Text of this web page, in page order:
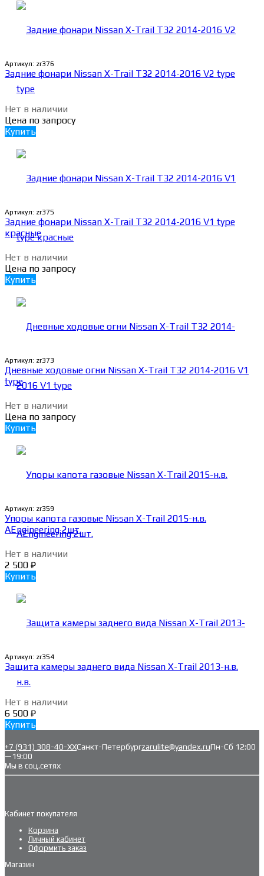
Артикул: zr376
Задние фонари Nissan X-Trail Т32 2014-2016 V2 type
Нет в наличии
Цена по запросу
Купить
Артикул: zr375
Задние фонари Nissan X-Trail Т32 2014-2016 V1 type
красные
Нет в наличии
Цена по запросу
Купить
Артикул: zr373
Дневные ходовые огни Nissan X-Trail T32 2014-2016 V1
type
Нет в наличии
Цена по запросу
Купить
Артикул: zr359
Упоры капота газовые Nissan X-Trail 2015-н.в.
AEngineering 2шт.
Нет в наличии
2 500 ₽
Купить
Артикул: zr354
Защита камеры заднего вида Nissan X-Trail 2013-н.в.
Нет в наличии
6 500 ₽
Купить
+7 (931) 308-40-ХХСанкт-Петербургzarulite@yandex.ruПн-Сб 12:00
—19:00
Мы в соц.сетях
Кабинет покупателя
Корзина
Личный кабинет
Оформить заказ
Магазин